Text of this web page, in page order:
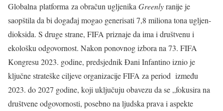
Globalna platforma za obračun ugljenika Greenlyranije je
saopštila da bi događaj mogao generisati 7,8 miliona tona ugljen-
dioksida. S druge strane, FIFA priznaje da ima i društvenu i
ekološku odgovornost. Nakon ponovnog izbora na 73. FIFA
Kongresu 2023. godine, predsjednik Đani Infantino iznio je
ključne strateške ciljeve organizacije FIFA za period između
2023. do 2027 godine, koji uključuju obavezu da se „fokusira na
društvene odgovornosti, posebno na ljudska prava i aspekte